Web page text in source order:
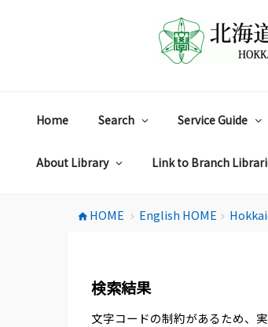
Home Search Service Guide
About Library Link to Branch
home HOME chevron_right English HOME chevron_right
検索結果
文字コードの制約があるため、